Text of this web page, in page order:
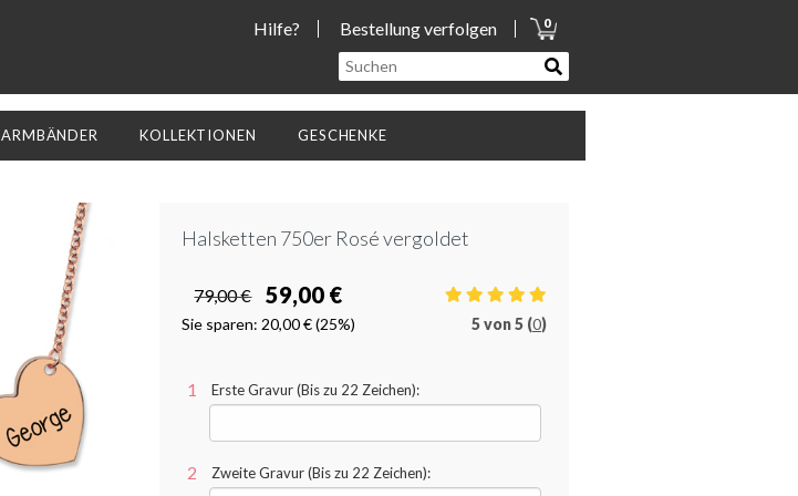
Hilfe? Bestellung verfolgen 0
ARMBÄNDER KOLLEKTIONEN GESCHENKE
Halsketten 750er Rosé vergoldet
79,00 € 59,00 €
Sie sparen: 20,00 €(25%) 5von5 (0)
Erste Gravur (Bis zu 22 Zeichen):
Zweite Gravur (Bis zu 22 Zeichen):